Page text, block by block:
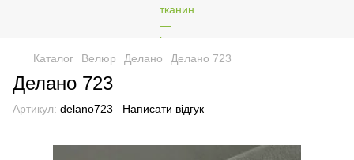
Каталог Велюр Делано Делано 723
Делано 723
Артикул: delano723 Написати відгук